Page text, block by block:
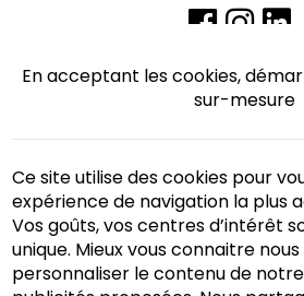
En acceptant les cookies,
sur-mesure
Ce site utilise des cookies pour
expérience de navigation la plus
Vos goûts, vos centres d’intérêt
unique. Mieux vous connaitre
personnaliser le contenu de